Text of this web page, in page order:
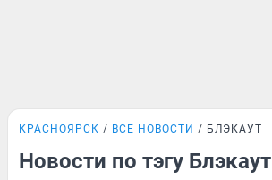
КРАСНОЯРСК ВСЕ НОВОСТИ БЛЭКАУТ
Новости по тэгу Блэкаут